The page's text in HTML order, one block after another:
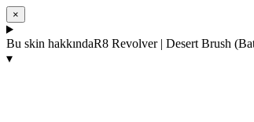
×
Bu skin hakkındaR8 Revolver | Desert Brush
▾